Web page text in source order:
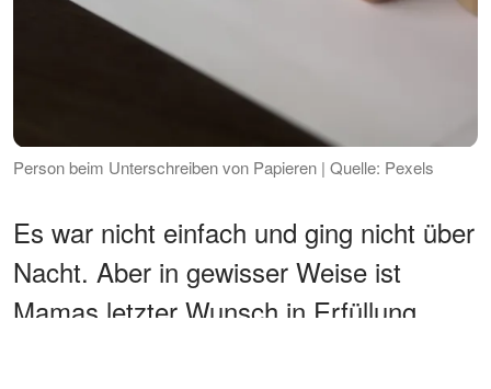
Person beim Unterschreiben von Papieren | Quelle: Pexels
Es war nicht einfach und ging nicht über
Nacht. Aber in gewisser Weise ist
Mamas letzter Wunsch in Erfüllung